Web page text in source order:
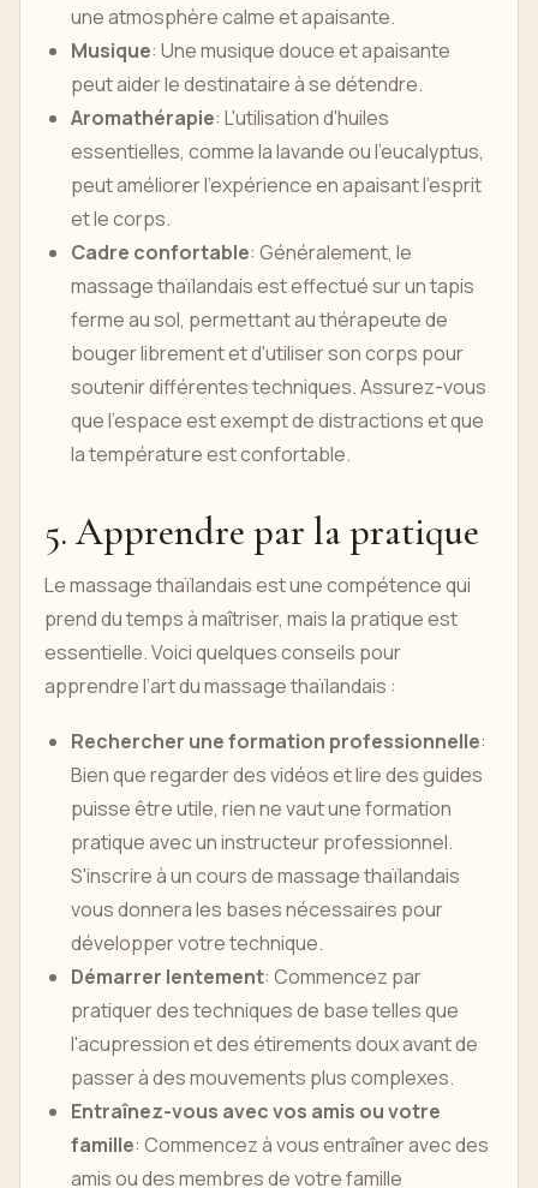
une atmosphère calme et apaisante.
Musique: Une musique douce et apaisante
peut aider le destinataire à se détendre.
Aromathérapie: L'utilisation d'huiles
essentielles, comme la lavande ou l'eucalyptus,
peut améliorer l'expérience en apaisant l'esprit
et le corps.
Cadre confortable: Généralement, le
massage thaïlandais est effectué sur un tapis
ferme au sol, permettant au thérapeute de
bouger librement et d'utiliser son corps pour
soutenir différentes techniques. Assurez-vous
que l’espace est exempt de distractions et que
la température est confortable.
5. Apprendre par la pratique
Le massage thaïlandais est une compétence qui
prend du temps à maîtriser, mais la pratique est
essentielle. Voici quelques conseils pour
apprendre l’art du massage thaïlandais :
Rechercher une formation professionnelle:
Bien que regarder des vidéos et lire des guides
puisse être utile, rien ne vaut une formation
pratique avec un instructeur professionnel.
S'inscrire à un cours de massage thaïlandais
vous donnera les bases nécessaires pour
développer votre technique.
Démarrer lentement: Commencez par
pratiquer des techniques de base telles que
l'acupression et des étirements doux avant de
passer à des mouvements plus complexes.
Entraînez-vous avec vos amis ou votre
famille: Commencez à vous entraîner avec des
amis ou des membres de votre famille